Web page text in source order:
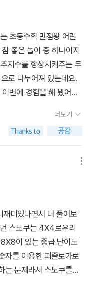
등수학 만점왕'이라는
따라 워낙 다양한 문제
그렇지 않으면 제대로
런데 이 책은 초등학생
등수학 만점왕 어린이
져 있다.초급은 3X3, 4
8X8 퍼즐이 총 150문
구성되어 있다. 아이의
아이는 스도쿠를 다른
로 되어 있어서 책장을
럼 되어 있으면 넘겼을
접히는 쪽 부분에 뭔가
있으면 쉽게 넘기고, 적
이름에 맞게 A4 용지
음에는 우선 스도쿠가
떤 도움을 주는지, 푸는
스도쿠를 처음 접하는
보도 얻고 규칙도 잘 이
초등수학 만점왕 어린
좋은 놀이 중 하나이지
지수를 향상시켜주는 두
로 나누어져 있는데요.
번에 경험을 해 봤어요.
규칙이 문제 푸는 실마
이구요 뒤로 가면 8x8
지는 건 왜일까
풀었다 보니 뇌가 굳은
서 풀다보니 다시 재미
서 제가 풀어봤는데 어
이었나..?그랬는데 제가
시 .. 스도쿠 했던 기억
럼 들어가 수를 옆에 적
는데 시간은 엄청 잘가
를 하나 넣어두면 딱이겠
폰 보여주지 말고 초등
더보기
미있다면서 더 풀어보
스도쿠는 4X4로우리
이 있는 중급 난이도
자를 이용한 퍼즐로가로
는 문제라서 스도쿠를하